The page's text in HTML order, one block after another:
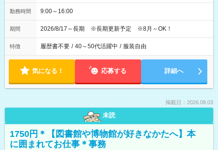
勤務時間 9:00～16:00
期間 2026/8/17～長期 ※長期更新予定 ※8月～OK！
特徴 履歴書不要 / 40～50代活躍中 / 服装自由
気になる！ 応募する 詳細へ
掲載日：2026.08.03
未読
1750円＊【図書館や博物館が好きなかたへ】本
に囲まれてお仕事＊事務